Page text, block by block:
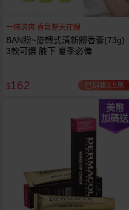
一抹清爽 香氣整天在線
BAN盼~旋轉式清新體香膏(73g)
3款可選 腋下 夏季必備
$162 已銷售3.5萬
美幣
加碼送